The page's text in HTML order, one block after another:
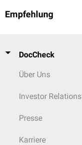
Empfehlung
DocCheck
Über Uns
Investor Relations
Presse
Karriere